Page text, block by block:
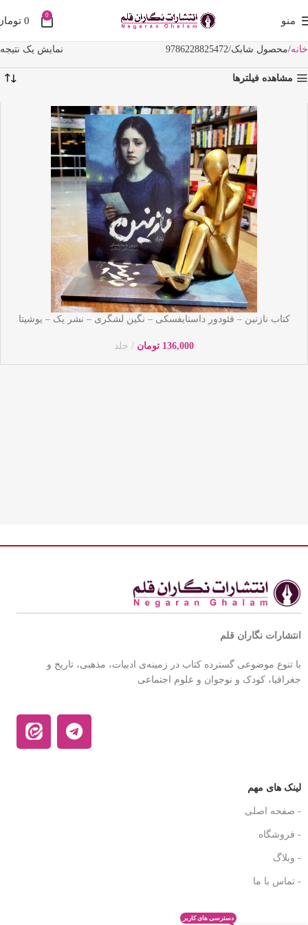
منو 0
0
خانه محصول شابک 9786228825472 نمایش یک نتیجه
مشاهده فیلترها
کتاب نازنین – فئودور داستایفسکی – نگین لشگری – نشر یک – یوشیتا
136,000 تومان جلد
انتشارات نگاران قلم
با تنوع موضوعی گسترده کتاب در زمینه‌ی ادبیات، مذهبی، تاریخ و
جغرافیا، کودک و نوجوان و علوم اجتماعی
لینک های مهم
- صفحه اصلی
- فروشگاه
- وبلاگ
- تماس با ما
دسترسی های کاربر